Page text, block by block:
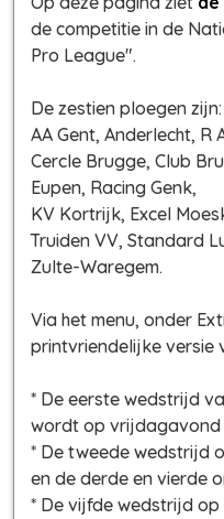
de competitie in de
Pro League".
De zestien ploegen zijn:
AA Gent, Anderlecht, R
Cercle Brugge, Club
Eupen, Racing Genk,
KV Kortrijk, Excel
Truiden VV, Standard
Zulte-Waregem.
Via het menu, onder
printvriendelijke versie
* De eerste wedstrijd
wordt op vrijdagavond
* De tweede wedstrijd
en de derde en vierde
* De vijfde wedstrijd